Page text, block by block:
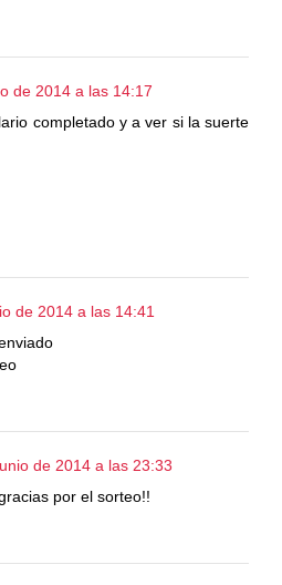
de 2014 a las 14:17
completado y a ver si la suerte
de 2014 a las 14:41
de 2014 a las 23:33
por el sorteo!!